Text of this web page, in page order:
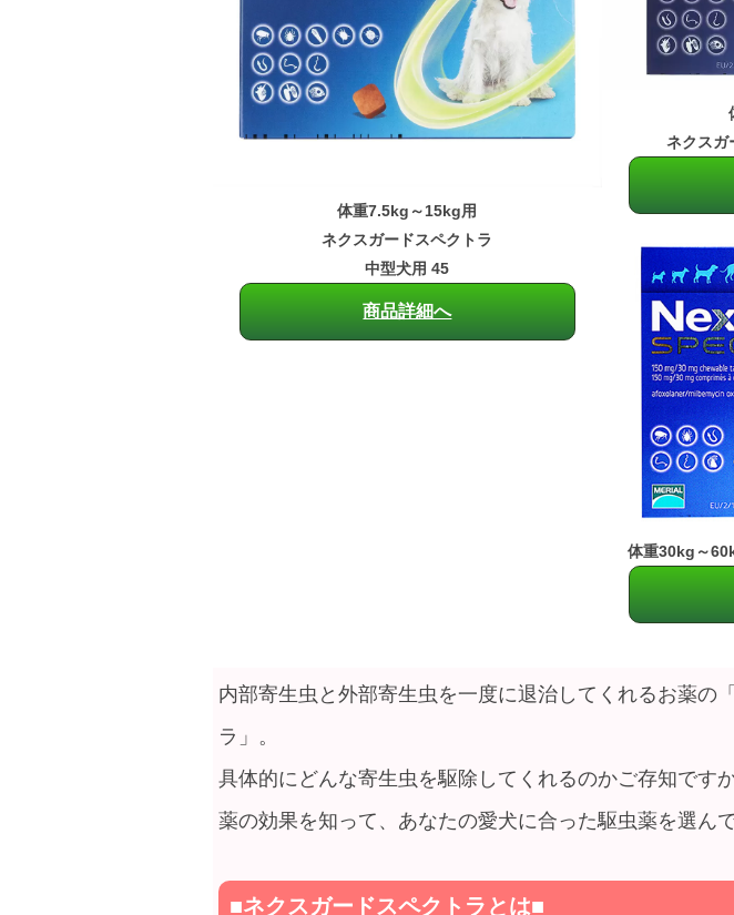
体重7.5kg～15kg用
ネクスガードスペクトラ
中型犬用 45
商品詳細へ
ネクスガ
体重30kg～
内部寄生虫と外部寄生虫を一度に退治してくれるお薬の
ラ」。
具体的にどんな寄生虫を駆除してくれるのかご存知ですか
薬の効果を知って、あなたの愛犬に合った駆虫薬を選ん
■ネクスガードスペクトラとは■